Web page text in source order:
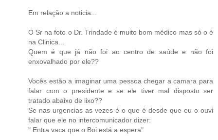
Em relação a noticia...
O Sr na foto o Dr. Trindade é muito bom médico mas só o é
na Clinica...
Quem é que já não foi ao centro de saúde e não foi
enxovalhado por ele??
Vocês estão a imaginar uma pessoa chegar a camara para
falar com o presidente e se ele tiver mal disposto ser
tratado abaixo de lixo??
Se nas urgencias as vezes é o que é desde que eu o ouvi
falar que ele no intercomunicador dizer:
" Entra vaca que o Boi está a espera"